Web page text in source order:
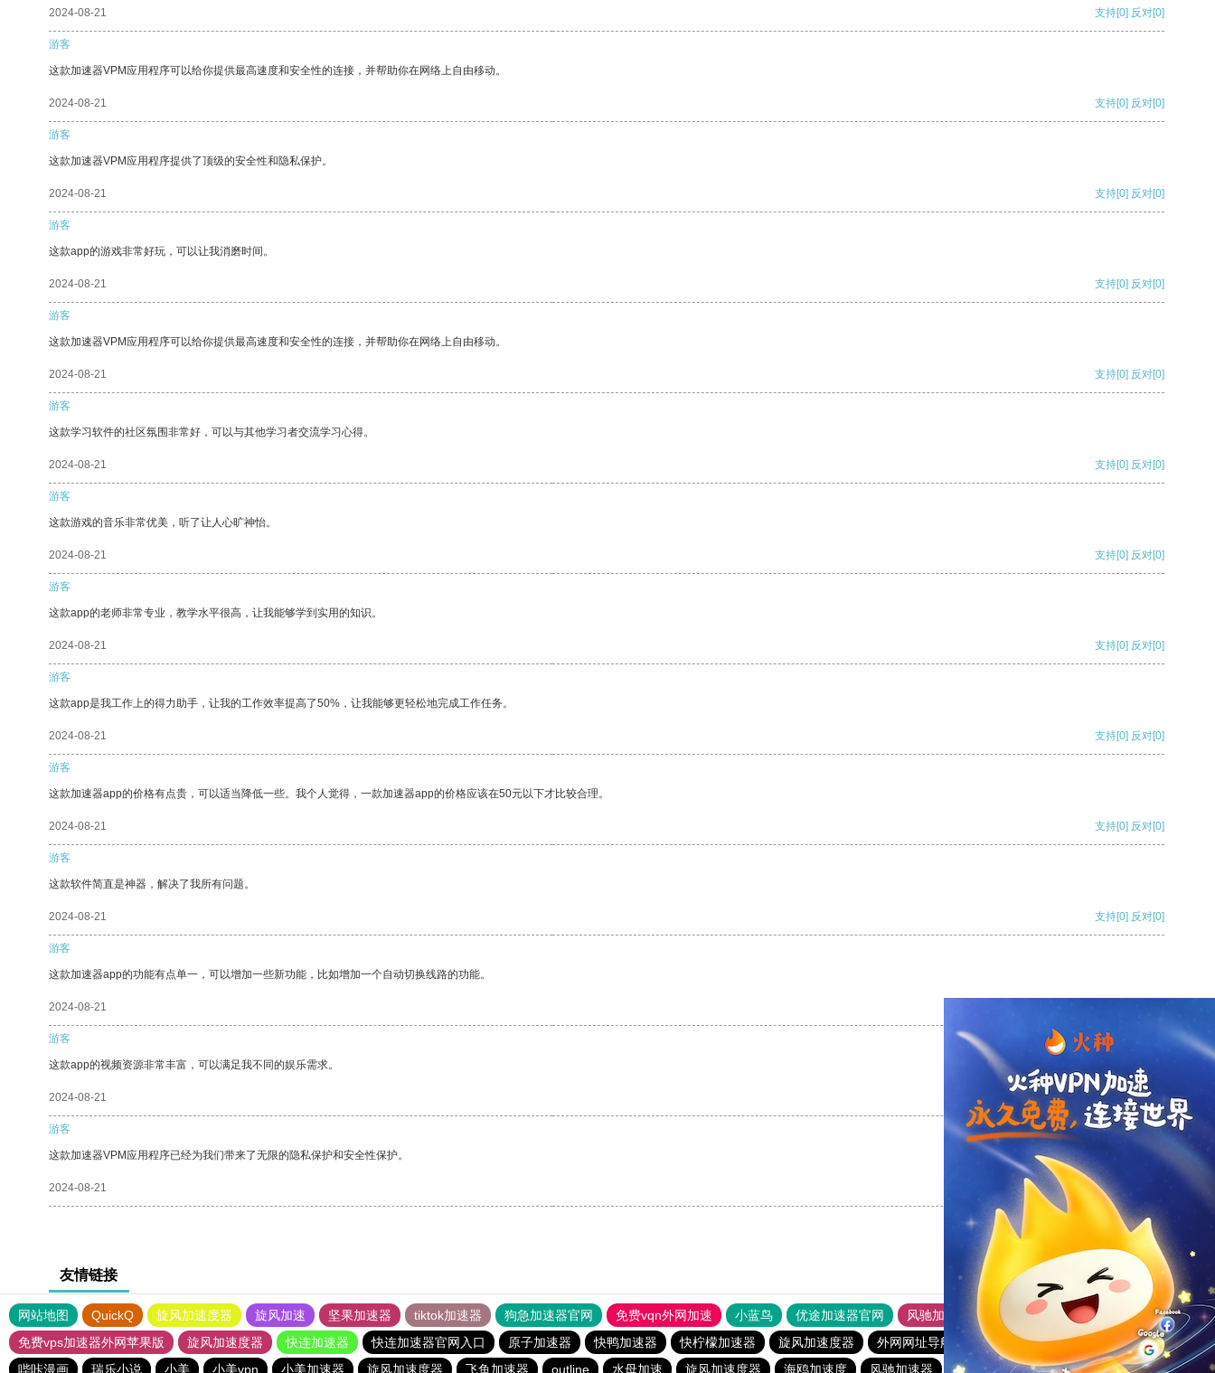
2024-08-21 支持[0] 反对[0]
游客
这款加速器VPM应用程序可以给你提供最高速度和安全性的连接，并帮助你在网络上自由移动。
2024-08-21 支持[0] 反对[0]
游客
这款加速器VPM应用程序提供了顶级的安全性和隐私保护。
2024-08-21 支持[0] 反对[0]
游客
这款app的游戏非常好玩，可以让我消磨时间。
2024-08-21 支持[0] 反对[0]
游客
这款加速器VPM应用程序可以给你提供最高速度和安全性的连接，并帮助你在网络上自由移动。
2024-08-21 支持[0] 反对[0]
游客
这款学习软件的社区氛围非常好，可以与其他学习者交流学习心得。
2024-08-21 支持[0] 反对[0]
游客
这款游戏的音乐非常优美，听了让人心旷神怡。
2024-08-21 支持[0] 反对[0]
游客
这款app的老师非常专业，教学水平很高，让我能够学到实用的知识。
2024-08-21 支持[0] 反对[0]
游客
这款app是我工作上的得力助手，让我的工作效率提高了50%，让我能够更轻松地完成工作任务。
2024-08-21 支持[0] 反对[0]
游客
这款加速器app的价格有点贵，可以适当降低一些。我个人觉得，一款加速器app的价格应该在50元以下才比较合理。
2024-08-21 支持[0] 反对[0]
游客
这款软件简直是神器，解决了我所有问题。
2024-08-21 支持[0] 反对[0]
游客
这款加速器app的功能有点单一，可以增加一些新功能，比如增加一个自动切换线路的功能。
2024-08-21
游客
这款app的视频资源非常丰富，可以满足我不同的娱乐需求。
2024-08-21 支持 [0] 反对 [0]
游客
这款加速器VPM应用程序已经为我们带来了无限的隐私保护和安全性保护。
2024-08-21 支持
友情链接
网站地图 QuickQ 旋风加速度器 旋风加速 坚果加速器 tiktok加速器 狗急加速器官网 免费vqn外网加速 小蓝鸟 优途加速器官网 风驰加速器
旋风加速器
免费vps加速器外网苹果版
旋风加速度器 快连加速器 快连加速器官网入口 原子加速器 快鸭加速器 快柠檬加速器 旋风加速度器 外网网址导航 软件中心 雷霆加速
狂飙加速器
哔咔漫画
瑞乐小说 小美 小美vpn 小美加速器 旋风加速度器 飞鱼加速器 outline 水母加速 旋风加速度器 海鸥加速度 风驰加速器 飞鸟加速器 免费跨墙软件